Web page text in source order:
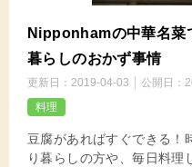
Nipponhamの中華名菜
暮らしのおかず事情
更新日： 2019-04-03 公開日：
料理
豆腐があればすぐできる！
り暮らしの方や、毎日料理